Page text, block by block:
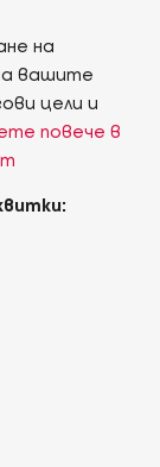
на
вашите
цели и
повече в